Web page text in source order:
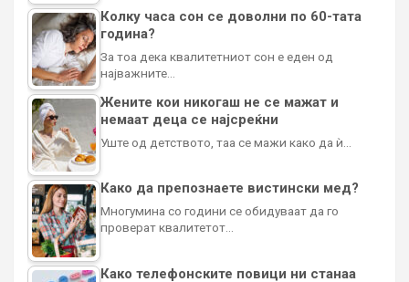
Колку часа сон се доволни по 60-тата
година?
За тоа дека квалитетниот сон е еден од
најважните…
Жените кои никогаш не се мажат и
немаат деца се најсреќни
Уште од детството, таа се мажи како да ѝ…
Како да препознаете вистински мед?
Многумина со години се обидуваат да го
проверат квалитетот…
Како телефонските повици ни станаа